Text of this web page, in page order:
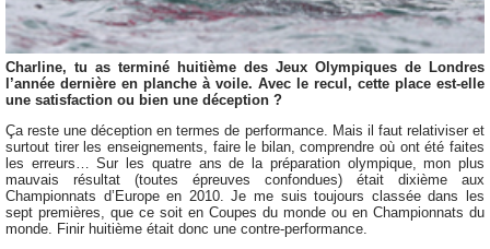
Charline, tu as terminé huitième des Jeux Olympiques de Londres
l’année dernière en planche à voile. Avec le recul, cette place est-elle
une satisfaction ou bien une déception ?
Ça reste une déception en termes de performance. Mais il faut relativiser et
surtout tirer les enseignements, faire le bilan, comprendre où ont été faites
les erreurs… Sur les quatre ans de la préparation olympique, mon plus
mauvais résultat (toutes épreuves confondues) était dixième aux
Championnats d’Europe en 2010. Je me suis toujours classée dans les
sept premières, que ce soit en Coupes du monde ou en Championnats du
monde. Finir huitième était donc une contre-performance.